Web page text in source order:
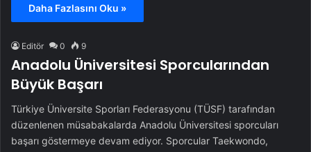
Daha Fazlasını Oku »
Editör 0 9
Anadolu Üniversitesi Sporcularından
Büyük Başarı
Türkiye Üniversite Sporları Federasyonu (TÜSF) tarafından
düzenlenen müsabakalarda Anadolu Üniversitesi sporcuları
başarı göstermeye devam ediyor. Sporcular Taekwondo,